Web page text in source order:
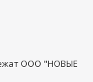
ООО "НОВЫЕ